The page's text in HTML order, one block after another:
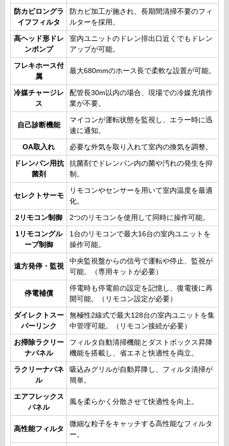
防カビロングラ
イフフィルタ
防カビ加工が施され、長期間清掃不要のフィ
ルターを採用。
高ヘッド形ドレ
ンポンプ
室内ユニットのドレン排出口近くでもドレン
アップが可能。
フレキホース付
属
最大680mmのホース長で柔軟な設置が可能。
冷媒チャージレ
ス
配管長30m以内の場合、現場での冷媒充填作
業が不要。
自己診断機能
マイコンが運転状態を監視し、エラー時に迅
速に通知。
OA取入れ 必要な外気を取り入れて室内の換気を調整。
ドレンパン用抗
菌剤
抗菌剤でドレンパン内の菌や汚れの発生を抑
制。
セレクトサーモ
リモコンやセンサーを用いて室内温度を最適
化。
2リモコン制御 2つのリモコンを使用して同時に操作可能。
1リモコングル
ープ制御
1台のリモコンで最大16台の室内ユニットを
操作可能。
遠方発停・監視
中央監視盤からの信号で運転や停止、監視が
可能。（専用キットが必要）
停電補償
停電時も停電前の設定を記憶し、復電後に再
開可能。（リモコン設定が必要）
ダイレクトスー
パーリンク
無極性2線式で最大128台の室内ユニットを集
中管理可能。（リモコン接続が必要）
お掃除ラクリー
ナパネル
フィルタ自動清掃機能とダストボックス昇降
機能を搭載し、省エネと快適性を両立。
ラクリーナパネ
ル
吸込みグリルが自動昇降し、フィルタ清掃が
簡単。
エアフレックス
パネル
風を柔らかく分散させて快適性を向上。
高性能フィルタ
微細な粒子をキャッチする高性能なフィルタ
ー。